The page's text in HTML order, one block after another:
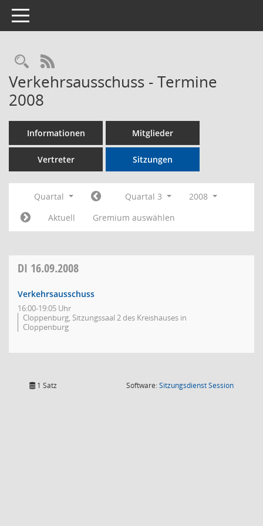
Toggle navigation
Rechercheauswahl
RSS-Feed
Verkehrsausschuss - Termine
2008
Informationen Mitglieder
Vertreter Sitzungen
Quartal Quartal 3
2008
Aktuell
Gremium auswählen
DI 16.09.2008
Verkehrsausschuss
16:00-19:05 Uhr
Cloppenburg, Sitzungssaal 2 des Kreishauses in
Cloppenburg
1 Satz Software:SitzungsdienstSession(Wird in